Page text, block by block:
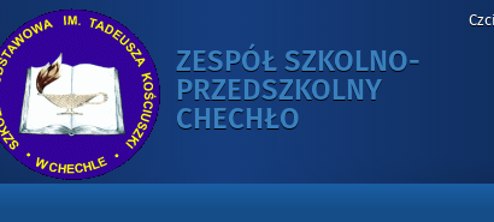
ZESPÓŁ SZKOLNO-
PRZEDSZKOLNY
CHECHŁO
SPORTOWE